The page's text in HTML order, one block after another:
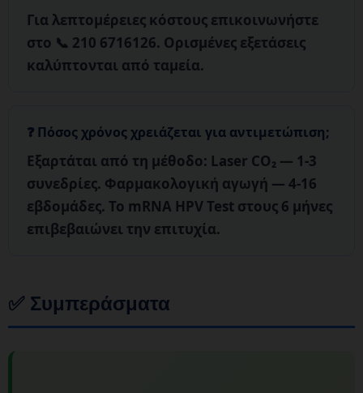
Για λεπτομέρειες κόστους επικοινωνήστε
στο 📞 210 6716126. Ορισμένες εξετάσεις
καλύπτονται από ταμεία.
Πόσος χρόνος χρειάζεται για αντιμετώπιση;
Εξαρτάται από τη μέθοδο: Laser CO₂ — 1-3
συνεδρίες. Φαρμακολογική αγωγή — 4-16
εβδομάδες. Το mRNA HPV Test στους 6 μήνες
επιβεβαιώνει την επιτυχία.
✅ Συμπεράσματα